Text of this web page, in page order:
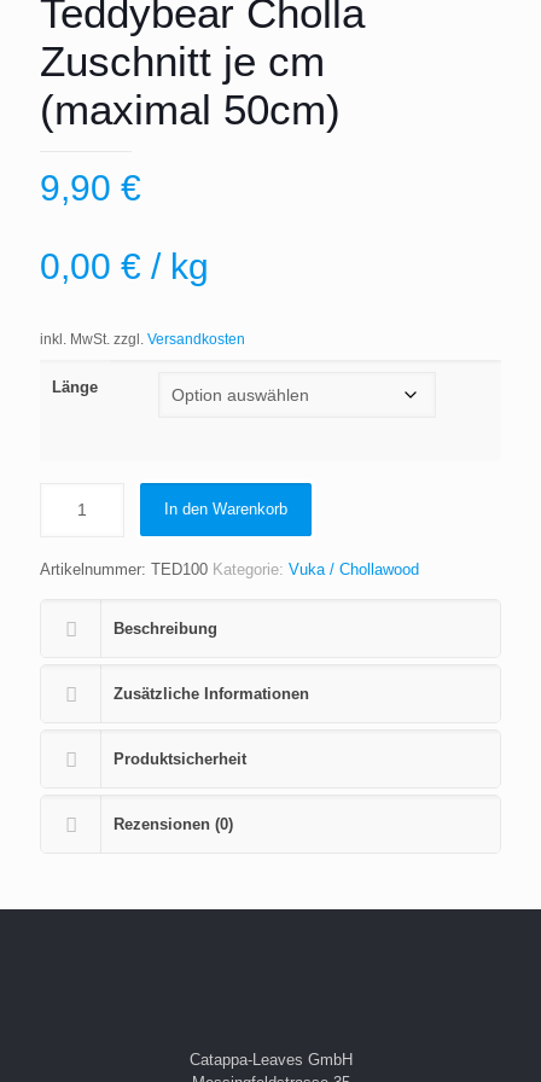
Teddybear Cholla
Zuschnitt je cm
(maximal 50cm)
9,90 €
0,00 € / kg
inkl. MwSt. zzgl. Versandkosten
Länge
In den Warenkorb
Artikelnummer: TED100 Kategorie: Vuka / Chollawood
Beschreibung
Zusätzliche Informationen
Produktsicherheit
Rezensionen (0)
Catappa-Leaves GmbH